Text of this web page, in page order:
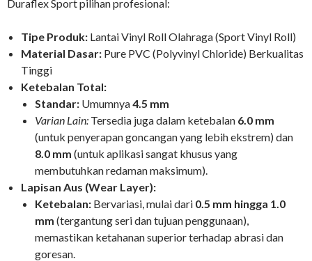
Duraflex Sport pilihan profesional:
Tipe Produk: Lantai Vinyl Roll Olahraga (Sport Vinyl Roll)
Material Dasar: Pure PVC (Polyvinyl Chloride) Berkualitas
Tinggi
Ketebalan Total:
Standar: Umumnya4.5 mm
Varian Lain: Tersedia juga dalam ketebalan 6.0 mm
(untuk penyerapan goncangan yang lebih ekstrem) dan
8.0 mm (untuk aplikasi sangat khusus yang
membutuhkan redaman maksimum).
Lapisan Aus (Wear Layer):
Ketebalan: Bervariasi, mulai dari 0.5 mm hingga 1.0
mm (tergantung seri dan tujuan penggunaan),
memastikan ketahanan superior terhadap abrasi dan
goresan.